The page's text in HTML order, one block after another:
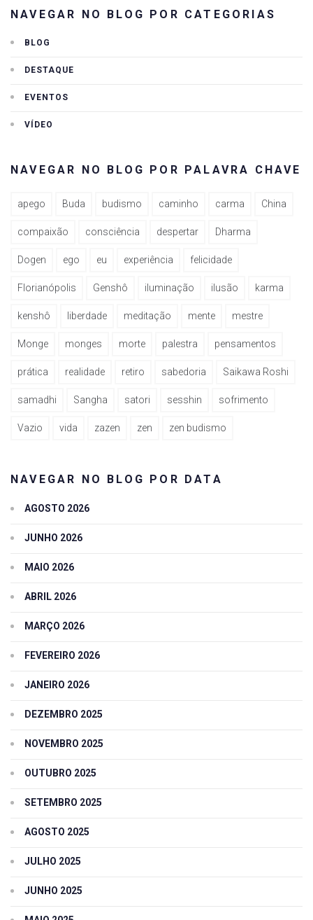
NAVEGAR NO BLOG POR CATEGORIAS
BLOG
DESTAQUE
EVENTOS
VÍDEO
NAVEGAR NO BLOG POR PALAVRA CHAVE
apego Buda budismo caminho carma China
compaixão consciência despertar Dharma
Dogen ego eu experiência felicidade
Florianópolis Genshô iluminação ilusão karma
kenshô liberdade meditação mente mestre
Monge monges morte palestra pensamentos
prática realidade retiro sabedoria Saikawa Roshi
samadhi Sangha satori sesshin sofrimento
Vazio vida zazen zen zen budismo
NAVEGAR NO BLOG POR DATA
AGOSTO 2026
JUNHO 2026
MAIO 2026
ABRIL 2026
MARÇO 2026
FEVEREIRO 2026
JANEIRO 2026
DEZEMBRO 2025
NOVEMBRO 2025
OUTUBRO 2025
SETEMBRO 2025
AGOSTO 2025
JULHO 2025
JUNHO 2025